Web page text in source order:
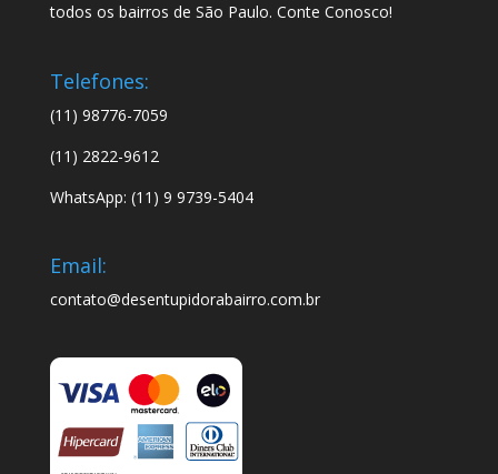
todos os bairros de São Paulo. Conte Conosco!
Telefones:
(11) 98776-7059
(11) 2822-9612
WhatsApp: (11) 9 9739-5404
Email:
contato@desentupidorabairro.com.br